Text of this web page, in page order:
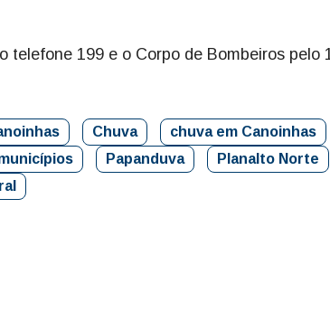
telefone 199 e o Corpo de Bombeiros pelo
Chuva
chuva em Canoinhas
Papanduva
Planalto Norte